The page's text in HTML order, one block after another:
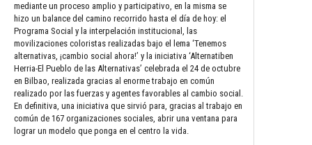
mediante un proceso amplio y participativo, en la misma se
hizo un balance del camino recorrido hasta el día de hoy: el
Programa Social y la interpelación institucional, las
movilizaciones coloristas realizadas bajo el lema ‘Tenemos
alternativas, ¡cambio social ahora!’ y la iniciativa ‘Alternatiben
Herria-El Pueblo de las Alternativas’ celebrada el 24 de octubre
en Bilbao, realizada gracias al enorme trabajo en común
realizado por las fuerzas y agentes favorables al cambio social.
En definitiva, una iniciativa que sirvió para, gracias al trabajo en
común de 167 organizaciones sociales, abrir una ventana para
lograr un modelo que ponga en el centro la vida.